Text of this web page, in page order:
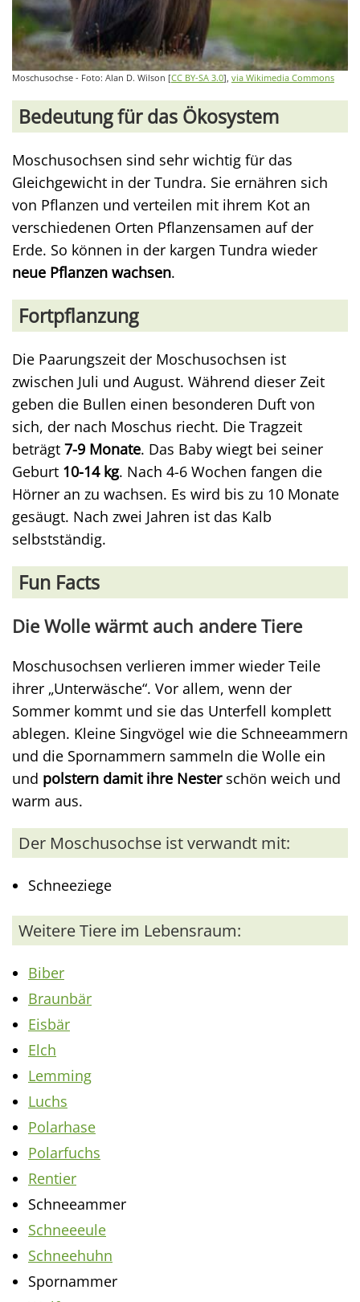
Moschusochse - Foto: Alan D. Wilson [CC BY-SA 3.0], via Wikimedia Commons
Bedeutung für das Ökosystem
Moschusochsen sind sehr wichtig für das
Gleichgewicht in der Tundra. Sie ernähren sich
von Pflanzen und verteilen mit ihrem Kot an
verschiedenen Orten Pflanzensamen auf der
Erde. So können in der kargen Tundra wieder
neue Pflanzen wachsen.
Fortpflanzung
Die Paarungszeit der Moschusochsen ist
zwischen Juli und August. Während dieser Zeit
geben die Bullen einen besonderen Duft von
sich, der nach Moschus riecht. Die Tragzeit
beträgt 7-9 Monate. Das Baby wiegt bei seiner
Geburt 10-14 kg. Nach 4-6 Wochen fangen die
Hörner an zu wachsen. Es wird bis zu 10 Monate
gesäugt. Nach zwei Jahren ist das Kalb
selbstständig.
Fun Facts
Die Wolle wärmt auch andere Tiere
Moschusochsen verlieren immer wieder Teile
ihrer „Unterwäsche“. Vor allem, wenn der
Sommer kommt und sie das Unterfell komplett
ablegen. Kleine Singvögel wie die Schneeammern
und die Spornammern sammeln die Wolle ein
und polstern damit ihre Nesterschön weich und
warm aus.
Der Moschusochse ist verwandt mit:
Schneeziege
Weitere Tiere im Lebensraum:
Biber
Braunbär
Eisbär
Elch
Lemming
Luchs
Polarhase
Polarfuchs
Rentier
Schneeammer
Schneeeule
Schneehuhn
Spornammer